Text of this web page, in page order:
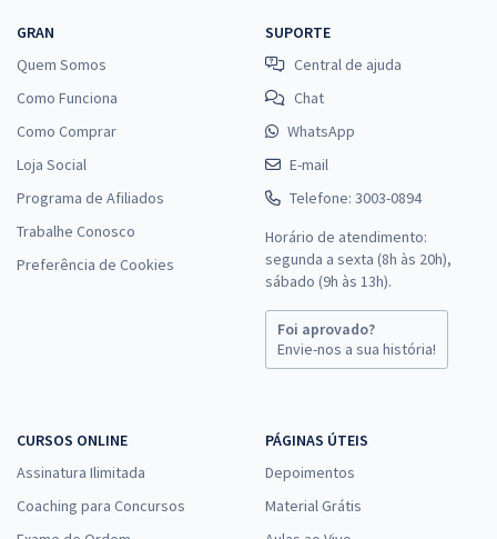
GRAN
Quem Somos
Como Funciona
Como Comprar
Loja Social
Programa de Afiliados
Trabalhe Conosco
Preferência de Cookies
SUPORTE
Central de ajuda
Chat
WhatsApp
E-mail
Telefone: 3003-0894
Horário de atendimento:
segunda a sexta (8h às 20h),
sábado (9h às 13h).
Foi aprovado?
Envie-nos a sua história!
CURSOS ONLINE
Assinatura Ilimitada
Coaching para Concursos
PÁGINAS ÚTEIS
Depoimentos
Material Grátis